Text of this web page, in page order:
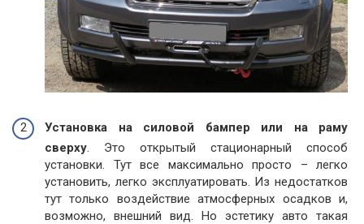
Установка на силовой бампер или на раму
сверху. Это открытый стационарный способ
установки. Тут все максимально просто – легко
установить, легко эксплуатировать. Из недостатков
тут только воздействие атмосферных осадков и,
возможно, внешний вид. Но эстетику авто такая